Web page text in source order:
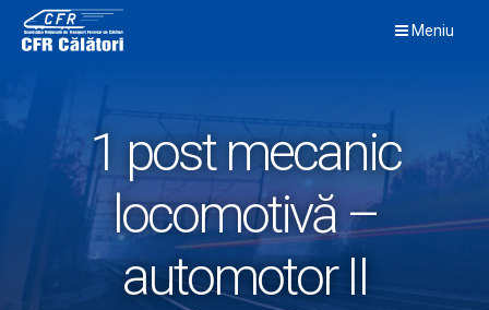
content
Meniu
1 post mecanic
locomotivă –
automotor II